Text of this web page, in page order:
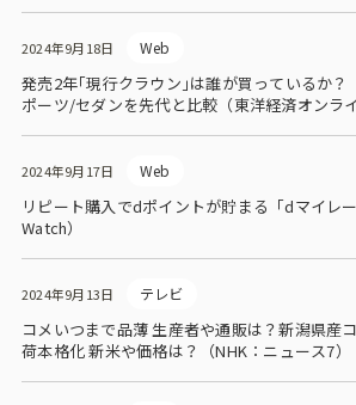
採用情報
2024年9月18日 Web
発売2年｢現行クラウン｣は誰が買っているか
ポーツ/セダンを先代と比較（東洋経済オンライ
2024年9月17日 Web
リピート購入でdポイントが貯まる「dマイレ
Watch）
2024年9月13日 テレビ
コメいつまで品薄 生産者や通販は？新潟県産
荷本格化 新米や価格は？（NHK：ニュース7）